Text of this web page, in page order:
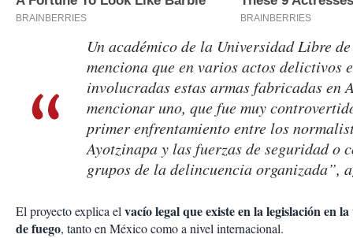
Un académico de la Universidad Libre
menciona que en varios actos delictivos
involucradas estas armas fabricadas en
mencionar uno, que fue muy
primer enfrentamiento entre los
Ayotzinapa y las fuerzas de seguridad o
grupos de la delincuencia organizada”,
El proyecto explica el vacío legal que existe en la legislación en
de fuego, tanto en México como a nivel internacional.